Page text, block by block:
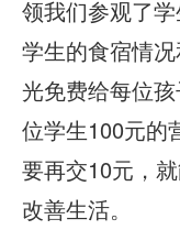
领我们参观了
学生的食宿情
光免费给每位
位学生100元的
要再交10元，
改善生活。